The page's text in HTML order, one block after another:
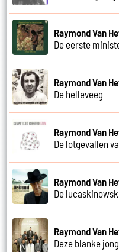
Raymond Van
De eerste
Raymond Van
De helleveeg
Raymond Van
De lotgevallen
Raymond Van
De
Raymond Van
Deze blanke